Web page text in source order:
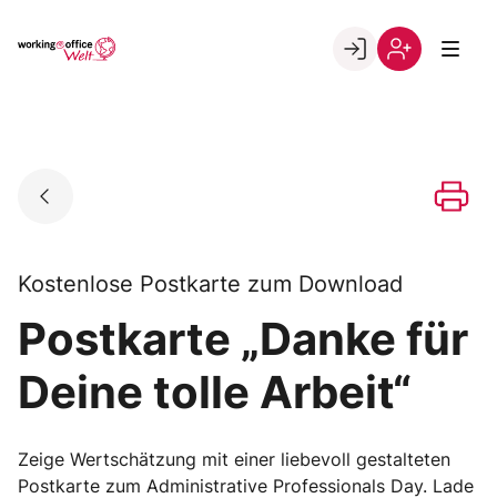
Go to landing page.
Kostenlose Postkarte zum Download
Postkarte „Danke für
Deine tolle Arbeit“
Zeige Wertschätzung mit einer liebevoll gestalteten
Postkarte zum Administrative Professionals Day. Lade